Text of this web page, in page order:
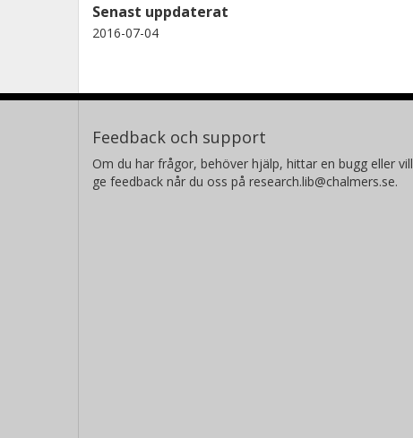
Senast uppdaterat
2016-07-04
Feedback och support
Om du har frågor, behöver hjälp, hittar en bugg eller vill
ge feedback når du oss på research.lib@chalmers.se.